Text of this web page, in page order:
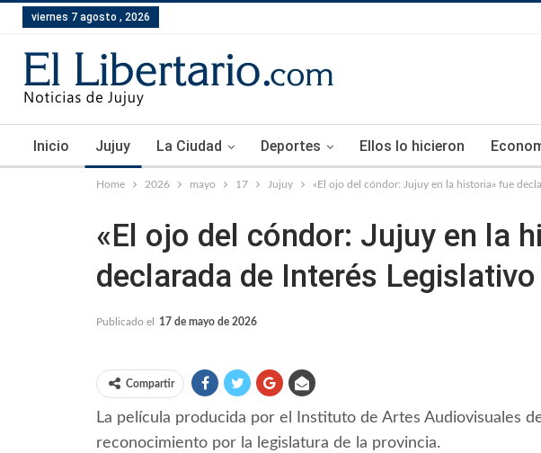
viernes 7 agosto , 2026
Inicio Jujuy La Ciudad Deportes Ellos lo hicieron
Home 2026 mayo 17 Jujuy «El ojo del cóndor: Jujuy en la historia» fue
«El ojo del cóndor: Jujuy en la
declarada de Interés Legislativo
Publicado el 17 de mayo de 2026
Compartir
La película producida por el Instituto de Artes Audiovisuales
reconocimiento por la legislatura de la provincia.